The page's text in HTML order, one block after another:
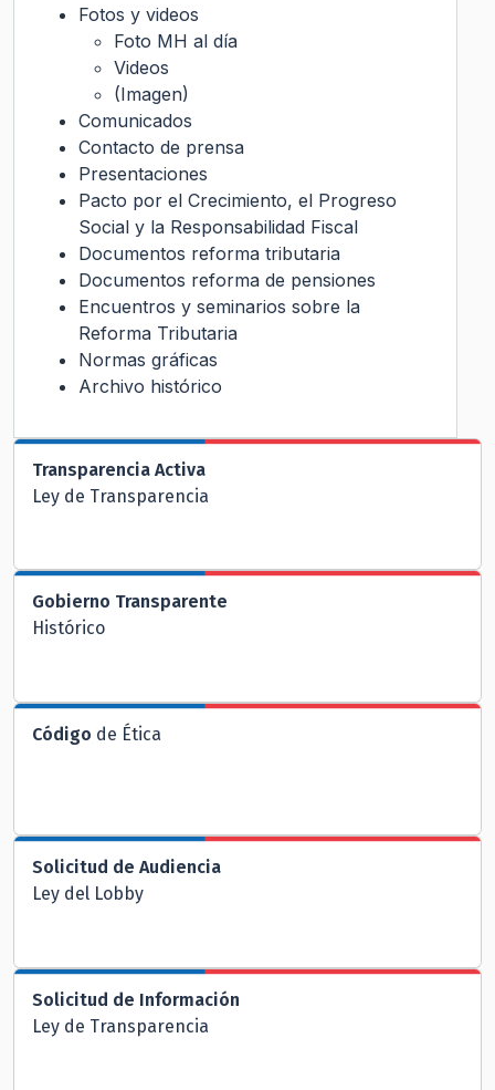
Fotos y videos
Foto MH al día
Videos
(Imagen)
Comunicados
Contacto de prensa
Presentaciones
Pacto por el Crecimiento, el Progreso
Social y la Responsabilidad Fiscal
Documentos reforma tributaria
Documentos reforma de pensiones
Encuentros y seminarios sobre la
Reforma Tributaria
Normas gráficas
Archivo histórico
Transparencia Activa
Ley de Transparencia
Gobierno Transparente
Histórico
Código de Ética
Solicitud de Audiencia
Ley del Lobby
Solicitud de Información
Ley de Transparencia